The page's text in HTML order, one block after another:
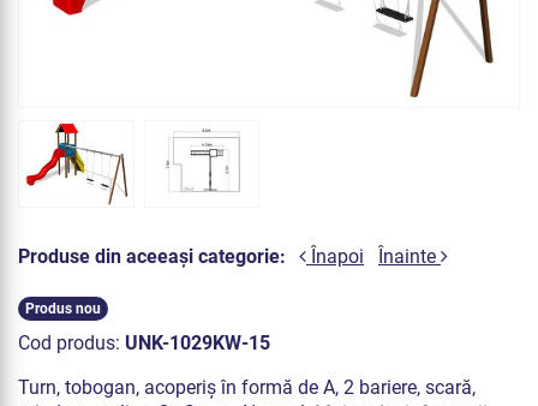
Produse din aceeași categorie: Înapoi Înainte
Produs nou
Cod produs: UNK-1029KW-15
Turn, tobogan, acoperiș în formă de A, 2 bariere, scară,